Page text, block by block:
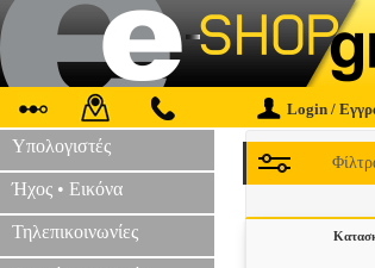
Login /
Υπολογιστές
Ήχος • Εικόνα
Τηλεπικοινωνίες